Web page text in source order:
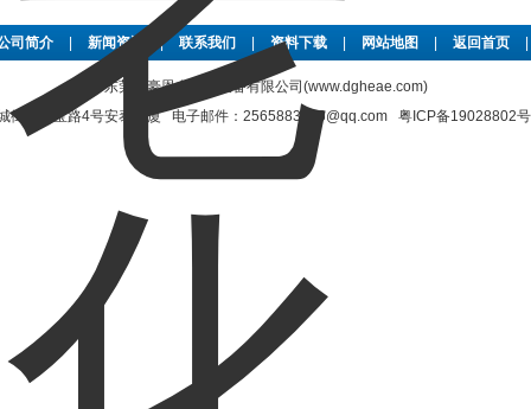
司简介 新闻资讯 | 联系我们 资料下载 网站地图 返回首页
东莞市豪恩自动化设备有限公司(www.dgheae.com)
街道红宝路4号安泰大厦 电子邮件：2565883676@qq.com 粤ICP备19028802号